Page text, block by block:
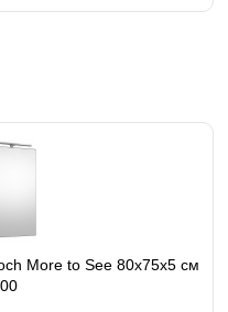
More to See 80x75x5 см